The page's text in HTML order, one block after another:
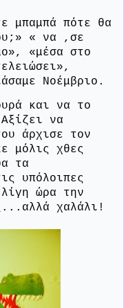
μπαμπά πότε θα
« να ,σε
«μέσα στο
Νοέμβριο.
και να το
να
άρχισε τον
μόλις χθες
τα
υπόλοιπες
ώρα την
χαλάλι!